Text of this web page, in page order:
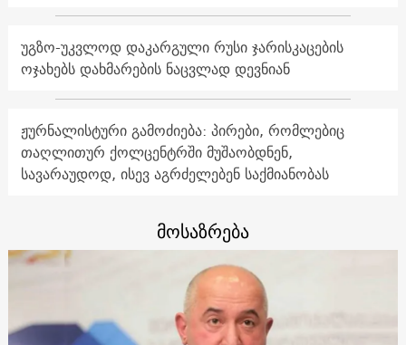
უგზო-უკვლოდ დაკარგული რუსი ჯარისკაცების
ოჯახებს დახმარების ნაცვლად დევნიან
ჟურნალისტური გამოძიება: პირები, რომლებიც
თაღლითურ ქოლცენტრში მუშაობდნენ,
სავარაუდოდ, ისევ აგრძელებენ საქმიანობას
მოსაზრება